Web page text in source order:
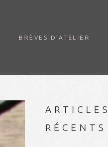
BRÈVES D’ATELIER
ARTICLES
RÉCENTS